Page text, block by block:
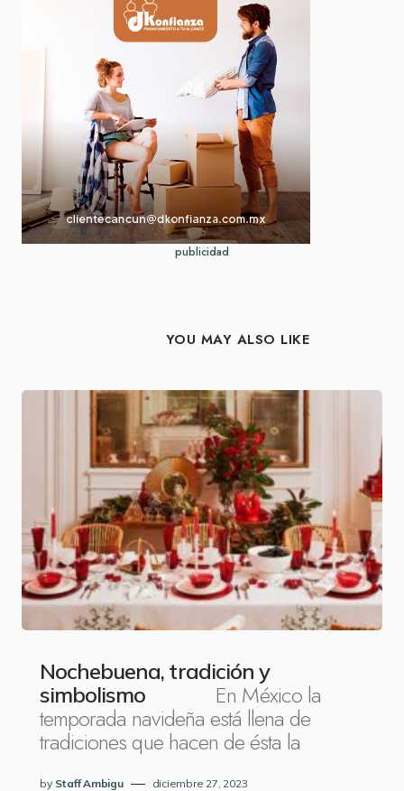
publicidad
YOU MAY ALSO LIKE
Nochebuena, tradición y
simbolismo
En México la
temporada navideña está llena de
tradiciones que hacen de ésta la
by Staff Ambigu diciembre 27, 2023